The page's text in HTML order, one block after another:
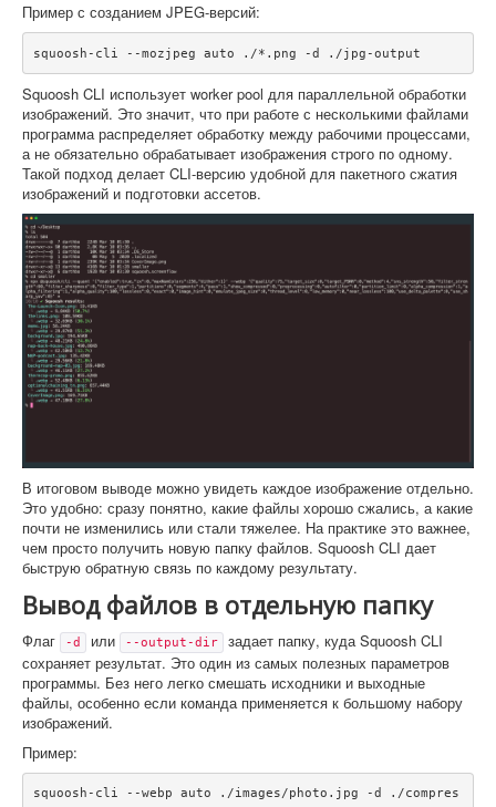
Пример с созданием JPEG-версий:
squoosh-cli --mozjpeg auto ./*.png -d ./jpg-output
Squoosh CLI использует worker pool для параллельной обработки
изображений. Это значит, что при работе с несколькими файлами
программа распределяет обработку между рабочими процессами,
а не обязательно обрабатывает изображения строго по одному.
Такой подход делает CLI-версию удобной для пакетного сжатия
изображений и подготовки ассетов.
В итоговом выводе можно увидеть каждое изображение отдельно.
Это удобно: сразу понятно, какие файлы хорошо сжались, а какие
почти не изменились или стали тяжелее. На практике это важнее,
чем просто получить новую папку файлов. Squoosh CLI дает
быструю обратную связь по каждому результату.
Вывод файлов в отдельную папку
Флаг -d или --output-dir
задает папку, куда Squoosh CLI
сохраняет результат. Это один из самых полезных параметров
программы. Без него легко смешать исходники и выходные
файлы, особенно если команда применяется к большому набору
изображений.
Пример:
squoosh-cli --webp auto ./images/photo.jpg -d ./compres